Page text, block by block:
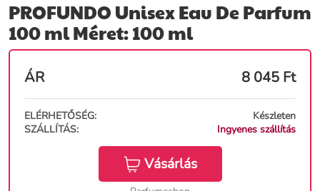
PROFUNDO Unisex Eau De Parfum
100 ml Méret: 100 ml
ÁR 8 045 Ft
ELÉRHETŐSÉG:
Készleten
SZÁLLÍTÁS:
Ingyenes szállítás
Vásárlás